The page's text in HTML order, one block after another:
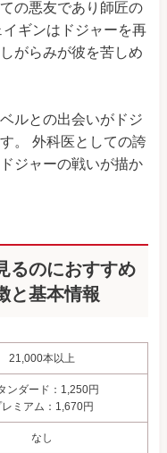
の悪友であり師匠の
ギンはドジャーを再
がらみが彼を苦しめ
ルとの出会いがドジ
。 外科医としての誇
ジャーの戦いが描か
るのにおすすめ
と基本情報
21,000本以上
ンダード：1,250円
レミアム：1,670円
なし